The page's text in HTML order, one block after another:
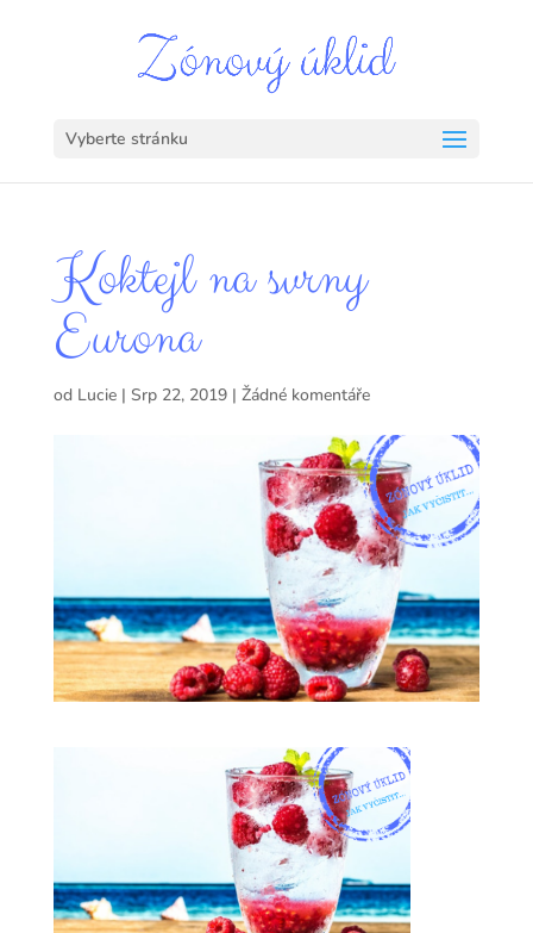
Vyberte stránku
Koktejl na svrny
Eurona
od Lucie| Srp 22, 2019| Žádné komentáře